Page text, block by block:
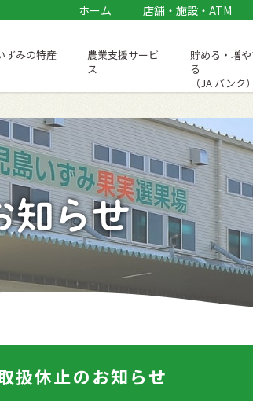
ホーム 店舗・施設・ATM
ずみの特産
農業支援サービ
ス
貯める・増
る
（JA バンク）
知らせ
扱休止のお知らせ